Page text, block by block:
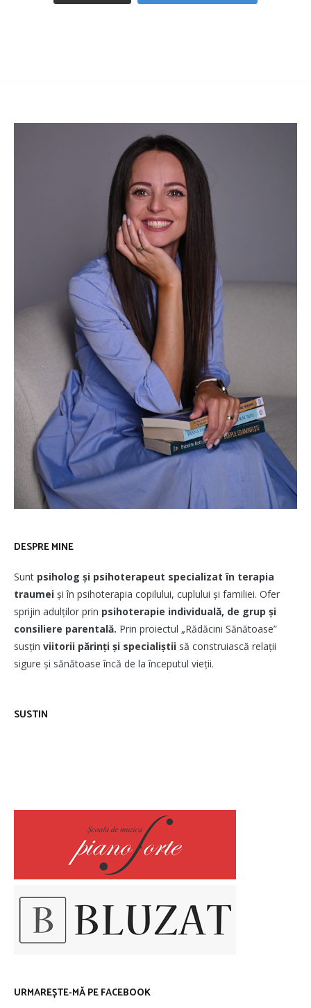
DESPRE MINE
Sunt psiholog și psihoterapeut specializat în terapia
traumei și în psihoterapia copilului, cuplului și familiei. Ofer
sprijin adulților prin psihoterapie individuală, de grup și
consiliere parentală. Prin proiectul „Rădăcini Sănătoase”
susțin viitorii părinți și specialiștii să construiască relații
sigure și sănătoase încă de la începutul vieții.
SUSTIN
URMAREȘTE-MĂ PE FACEBOOK